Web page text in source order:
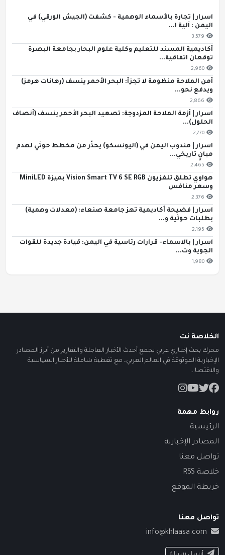
اسرار | تجارة بالأسماء الوهمية - كشفت (الجيش الورقي) في
اليمن : آلية ا...
3,579
أكاديمية المسند للتعليم وكلية علوم البحار بجامعة البصرة
توقعان اتفاقية...
2,960
أمن الملاحة منظومة لا تجزأ: البحر الأحمر ينسف (رهانات هرمز)
ويدفع نحو...
2,866
اسرار | أزمة الملاحة المزدوجة: تصعيد البحر الأحمر ينسف (أنصاف
الحلول)...
2,770
اسرار | مندوب اليمن في (اليونسكو) يحذّر من مخطط حوثي لهدم
مبانٍ تاريخي...
2,465
هواوي تطلق تلفزيون Vision Smart TV 6 SE RGB بميزة MiniLED
وسعر منافس
2,376
اسرار | فضيحة أكاديمية تهز جامعة صنعاء: (معدلات وهمية)
بطلبات حوثية و...
2,195
اسرار | بالاسماء- قرارات رئاسية في اليمن: قيادة جديدة للقوات
الجوية وت...
1,980
الخلاصة نت
محرك بحث إخباري عربي يجمع أحدث الأخبار العاجلة والتقارير من أبرز المصادر
الإخبارية الموثوقة في العالم العربي، مع تغطية شاملة للأخبار السياسية
والاقتصا...
روابط مهمة
الرئيسية
المصادر الإخبارية
تواصل معنا
خلاصة RSS
خريطة الموقع
تواصل معنا
info@khlaasa.com